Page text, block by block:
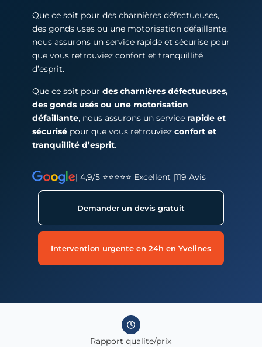
Que ce soit pour des charnières défectueuses,
des gonds uses ou une motorisation défaillante,
nous assurons un service rapide et sécurise pour
que vous retrouviez confort et tranquillité
d’esprit.
Que ce soit pour des charnières défectueuses,
des gonds usés ou une motorisation
défaillante, nous assurons un service rapide et
sécurisépour que vous retrouviez confort et
tranquillité d’esprit.
| 4,9/5 ⭐⭐⭐⭐⭐ Excellent |119 Avis
Demander un devis gratuit
Intervention urgente en 24h en Yvelines
Rapport qualite/prix